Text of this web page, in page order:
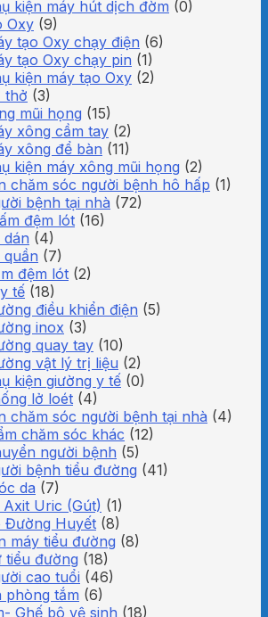
kiện máy hút dịch đờm (0)
Oxy (9)
tạo Oxy chạy điện (6)
tạo Oxy chạy pin (1)
kiện máy tạo Oxy (2)
thở (3)
mũi họng (15)
xông cầm tay (2)
xông để bàn (11)
kiện máy xông mũi họng (2)
chăm sóc người bệnh hô hấp (1)
bệnh tại nhà (72)
đệm lót (16)
dán (4)
quần (7)
đệm lót (2)
tế (18)
điều khiển điện (5)
inox (3)
quay tay (10)
vật lý trị liệu (2)
kiện giường y tế (0)
lở loét (4)
chăm sóc người bệnh tại nhà (4)
chăm sóc khác (12)
người bệnh (5)
bệnh tiểu đường (41)
da (7)
Uric (Gút) (1)
Đường Huyết (8)
máy tiểu đường (8)
tiểu đường (18)
cao tuổi (46)
phòng tắm (6)
Ghế bô vệ sinh (18)